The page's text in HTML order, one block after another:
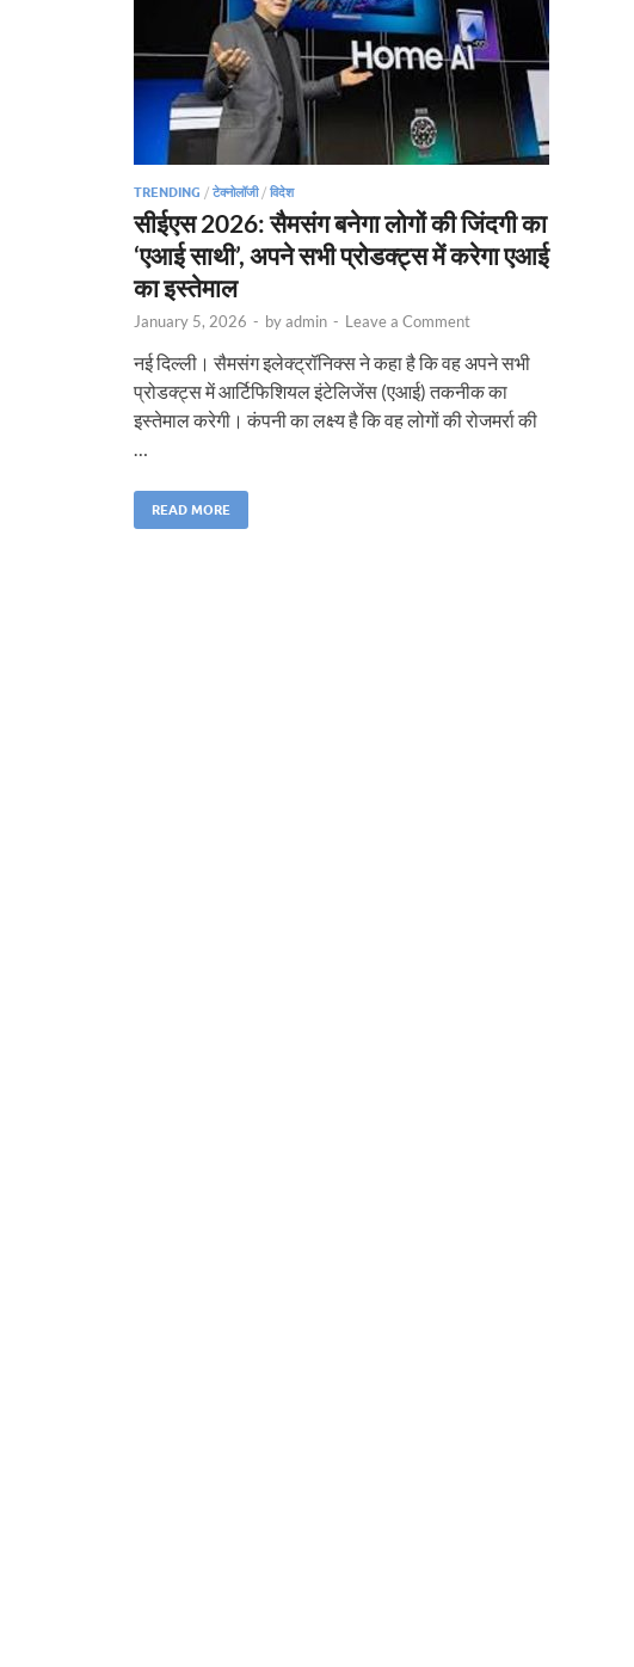
TRENDING / टेक्नोलॉजी/ विदेश
सीईएस 2026: सैमसंग बनेगा लोगों की जिंदगी का
‘एआई साथी’, अपने सभी प्रोडक्ट्स में करेगा एआई
का इस्तेमाल
January 5, 2026 - byadmin - Leave a Comment
नई दिल्ली। सैमसंग इलेक्ट्रॉनिक्स ने कहा है कि वह अपने सभी
प्रोडक्ट्स में आर्टिफिशियल इंटेलिजेंस (एआई) तकनीक का
इस्तेमाल करेगी। कंपनी का लक्ष्य है कि वह लोगों की रोजमर्रा की
READ MORE